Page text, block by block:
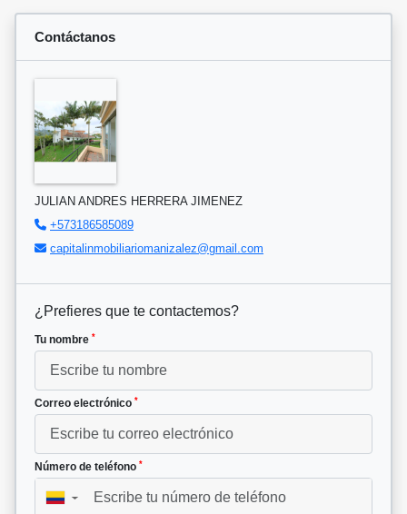
Contáctanos
JULIAN ANDRES HERRERA JIMENEZ
+573186585089
capitalinmobiliariomanizalez@gmail.com
¿Prefieres que te contactemos?
Tu nombre *
Correo electrónico *
Número de teléfono *
▼